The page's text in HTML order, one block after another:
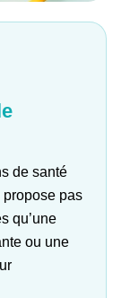
de santé
pas
qu’une
ou une